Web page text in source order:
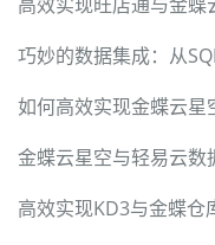
如何高效实现金蝶云星
金蝶云星空与轻易云
高效实现KD3与金蝶仓